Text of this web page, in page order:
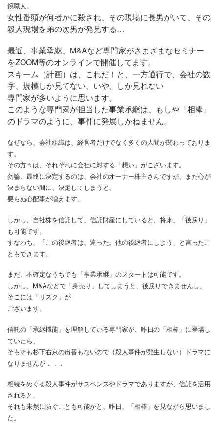
鏡職人。
女性番頭が何者かに殺され、その現場に長男がいて、その
殺人現場を弟の次男が発見する…
最近、事業承継、M&Aなど専門家がさまざまなセミナー
をZOOM等のオンラインで開催してます。
スキーム（計画）は、これだ！と、一方通行で、会社の数
字、規模しか見てない、いや、しか見れない
専門家が多いように思います。
このような専門家が担当した事業承継は、もしや「相棒」
のドラマのように、事件に発展しかねません。
なぜなら、会社組織は、経営者だけでなく多くの人間が関わっておりま
す。
その方々は、それぞれに会社に対する「想い」がございます。
勿論、最終に決定するのは、会社のオーナー株主さんですが、まだ心が
決まらない間に、決定してしまうと、
要らぬ心配事が増えます。
しかし、自社株を信託して、信託財産にしていると、将来、「後戻り」
も可能です。
すなわち、「この後継者は、違った。他の後継者にしよう」と言ったこ
ともできます。
まだ、不確定なうちでも「事業承継」のスタートは可能です。
しかし、M&Aなどで「身売り」してしまうと、後戻りできませんし、
そこには「リスク」が
ございます。
信託の「承継機能」を理解している専門家が、昨日の「相棒」に登場し
ていたら、
そもそも杉下右京の出番もないので（殺人事件が発生しない）ドラマに
なりませんが．．．
相続をめぐる殺人事件がサスペンスやドラマでありますが、信託を活用
されると、
それも未然に防ぐことも可能かと、昨日、「相棒」を見ながら思いまし
た。